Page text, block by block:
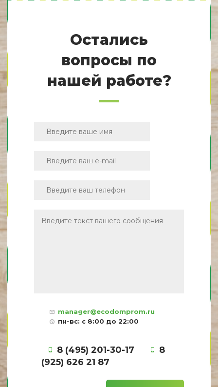
Остались
вопросы по
нашей работе?
manager@ecodomprom.ru
пн-вс: с 8:00 до 22:00
8 (495) 201-30-17
8
(925) 626 21 87